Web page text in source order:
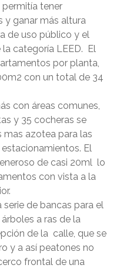
permitía tener
y ganar más altura
de uso público y el
categoría LEED. El
por planta,
con un total de 34
con áreas comunes,
y 35 cocheras se
mas azotea para las
El
de casi 20ml lo
con vista a la
serie de bancas para el
a ras de la
de la calle, que se
y a así peatones no
frontal de una